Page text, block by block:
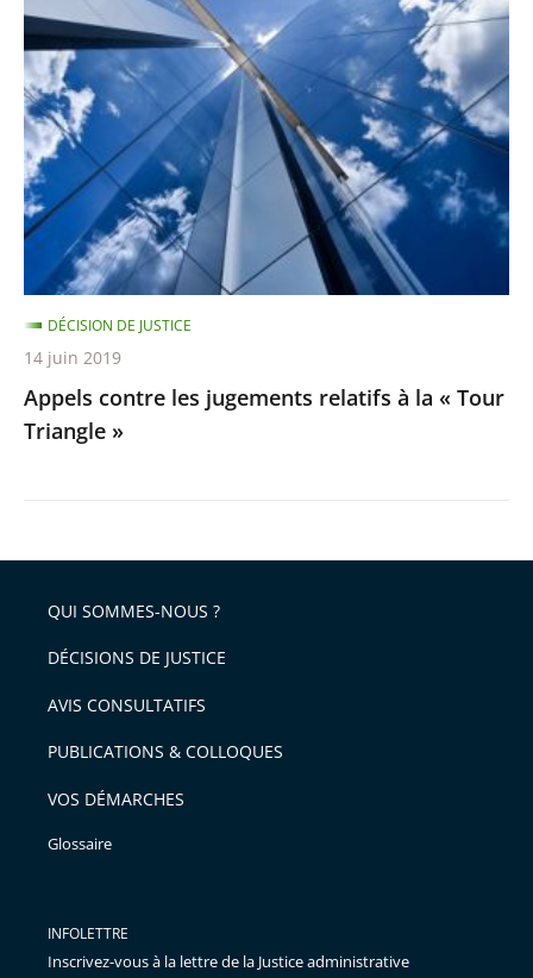
contre
les
jugements
relatifs
à
la
«
Tour
Triangle
»
Appels contre les jugements relatifs à la « Tour
Triangle »
DÉCISION DE JUSTICE
14 juin 2019
QUI SOMMES-NOUS ?
DÉCISIONS DE JUSTICE
AVIS CONSULTATIFS
PUBLICATIONS & COLLOQUES
VOS DÉMARCHES
Glossaire
INFOLETTRE
Inscrivez-vous à la lettre de la Justice administrative